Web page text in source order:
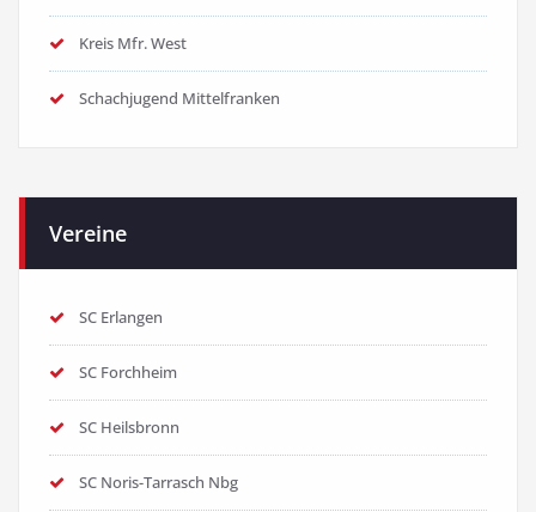
Kreis Mfr. West
Schachjugend Mittelfranken
Vereine
SC Erlangen
SC Forchheim
SC Heilsbronn
SC Noris-Tarrasch Nbg